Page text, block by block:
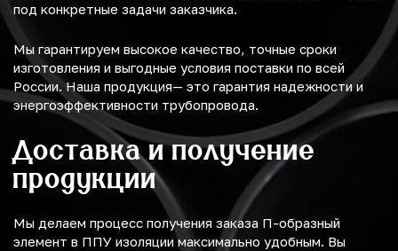
под конкретные задачи заказчика.
Мы гарантируем высокое качество, точные сроки
изготовления и выгодные условия поставки по всей
России. Наша продукция— это гарантия надежности и
энергоэффективности трубопровода.
Доставка и получение
продукции
Мы делаем процесс получения заказа П-образный
элемент в ППУ изоляции максимально удобным. Вы